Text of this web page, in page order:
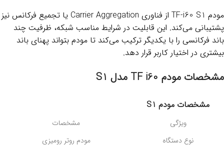
مودم TF-i60 S1 از فناوری Carrier Aggregation یا تجمیع فرکانس نیز
پشتیبانی می‌کند. این قابلیت در شرایط مناسب شبکه، ظرفیت چند
باند فرکانسی را با یکدیگر ترکیب می‌کند تا مودم بتواند پهنای باند
بیشتری در اختیار کاربر قرار دهد.
مشخصات مودم TF i60 مدل S1
مشخصات مودم S1
ویژگی
مشخصات
نوع دستگاه
مودم روتر رومیزی